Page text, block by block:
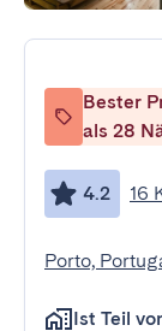
Bester
als 28
4.2 16
Porto,
Ist Teil